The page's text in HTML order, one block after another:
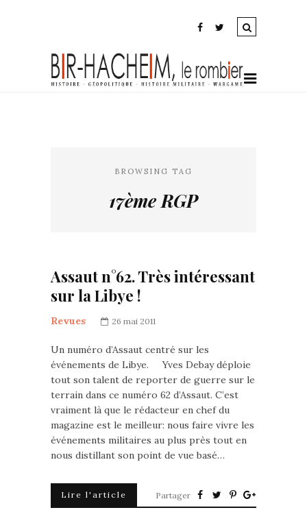
BROWSING TAG
17ème RGP
Assaut n°62. Très intéressant
sur la Libye !
Revues 26 mai 2011
Un numéro d’Assaut centré sur les
événements de Libye. Yves Debay déploie
tout son talent de reporter de guerre sur le
terrain dans ce numéro 62 d’Assaut. C’est
vraiment là que le rédacteur en chef du
magazine est le meilleur: nous faire vivre les
événements militaires au plus près tout en
nous distillant son point de vue basé…
Lire l'article Partager